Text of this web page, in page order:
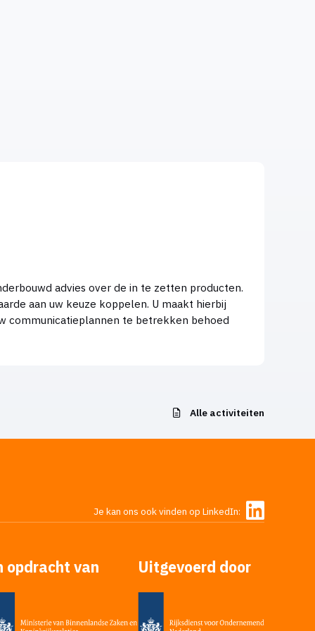
advies over de in te zetten producten.
aan uw keuze koppelen. U maakt hierbij
communicatieplannen te betrekken behoed
Alle activiteiten
Je kan ons ook vinden op LinkedIn:
opdracht van Uitgevoerd door